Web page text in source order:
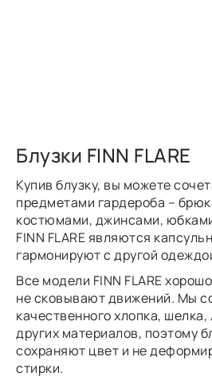
Блузки FINN FLARE
Купив блузку, вы можете
предметами гардероба –
костюмами, джинсами,
FINN FLARE являются
гармонируют с другой
Все модели FINN FLARE
не сковывают движений. Мы
качественного хлопка,
других материалов, поэтому
сохраняют цвет и не
стирки.